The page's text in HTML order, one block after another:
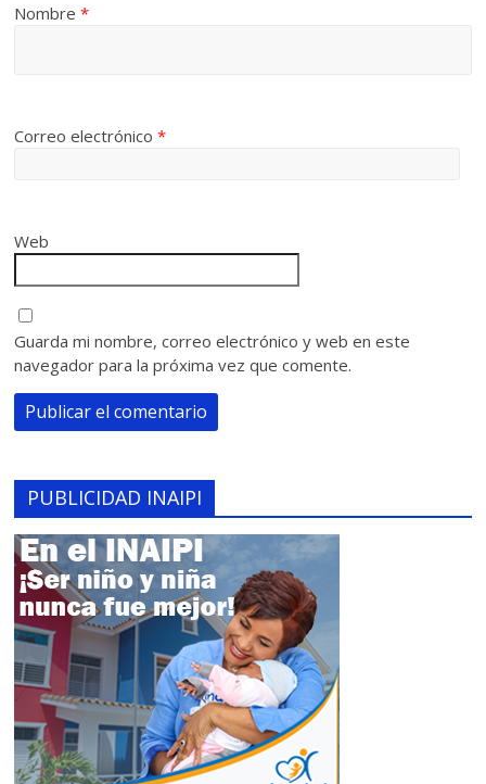
Nombre*
Correo electrónico*
Web
Guarda mi nombre, correo electrónico y web en este
navegador para la próxima vez que comente.
PUBLICIDAD INAIPI